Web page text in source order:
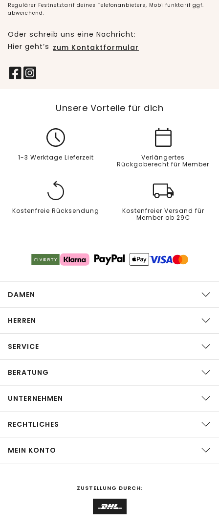
Regulärer Festnetztarif deines Telefonanbieters, Mobilfunktarif ggf.
abweichend.
Oder schreib uns eine Nachricht:
Hier geht’s zum Kontaktformular
Unsere Vorteile für dich
1-3 Werktage Lieferzeit
Verlängertes
Rückgaberecht für Member
Kostenfreie Rücksendung
Kostenfreier Versand für
Member ab 29€
DAMEN
HERREN
SERVICE
BERATUNG
UNTERNEHMEN
RECHTLICHES
MEIN KONTO
ZUSTELLUNG DURCH: